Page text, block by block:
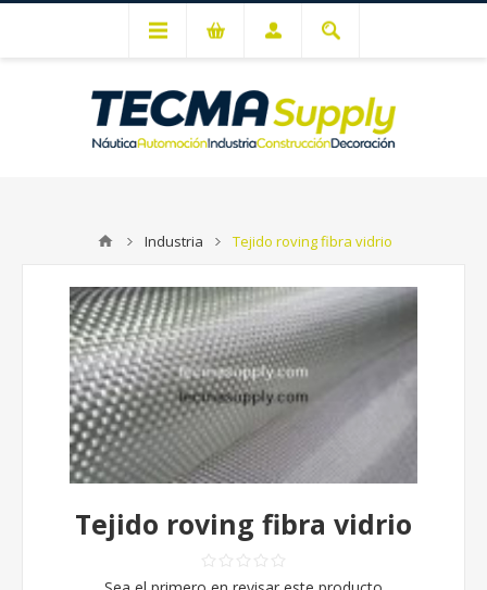
Industria Tejido roving fibra vidrio
Tejido roving fibra vidrio